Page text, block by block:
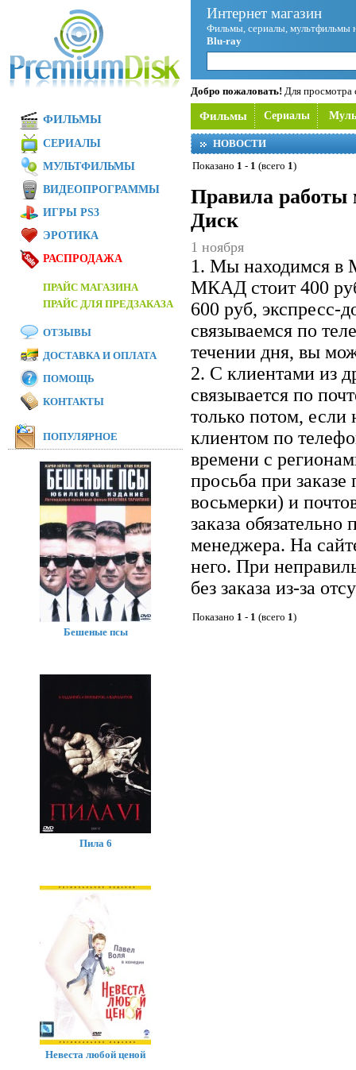
Интернет магазин
Фильмы, сериалы, мультфильмы
Blu-ray
Добро пожаловать! Для просмотра
Фильмы Сериалы
НОВОСТИ
Показано 1 - 1 (всего 1)
Правила работы
Диск
1 ноября
1. Мы находимся в
МКАД стоит 400
600 руб, экспресс-
связываемся по
течении дня, вы
2. С клиентами из
связывается по
только потом, если
клиентом по
времени с
просьба при
восьмерки) и
заказа
менеджера. На
него. При
без заказа из-за
Показано 1 - 1 (всего 1)
ФИЛЬМЫ
СЕРИАЛЫ
МУЛЬТФИЛЬМЫ
ВИДЕОПРОГРАММЫ
ИГРЫ PS3
ЭРОТИКА
РАСПРОДАЖА
ПРАЙС МАГАЗИНА
ПРАЙС ДЛЯ ПРЕДЗАКАЗА
ОТЗЫВЫ
ДОСТАВКА И ОПЛАТА
ПОМОЩЬ
КОНТАКТЫ
ПОПУЛЯРНОЕ
Бешеные псы
Пила 6
Невеста любой ценой